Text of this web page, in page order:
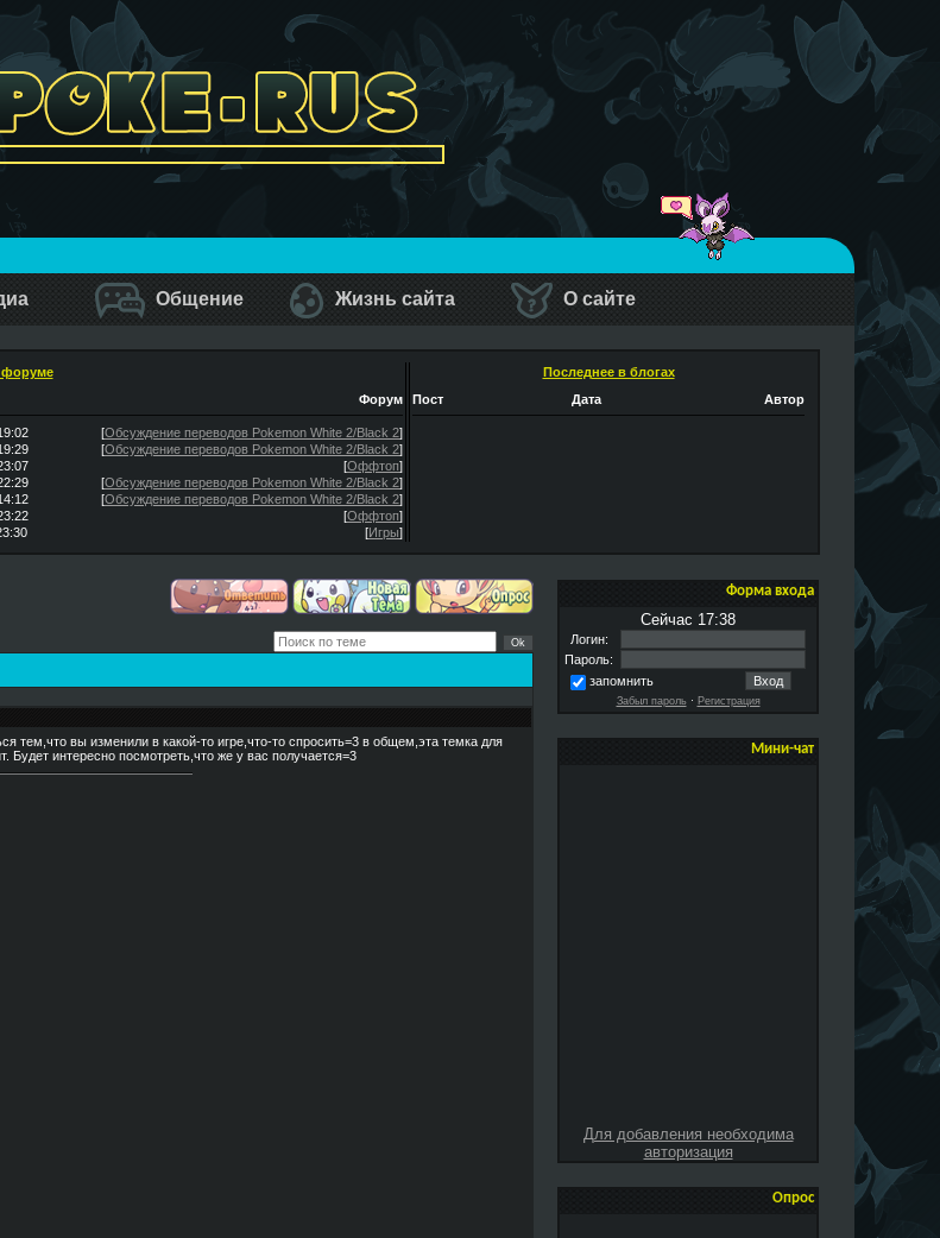
Общение Жизнь сайта О сайте
форуме
Форум
[Обсуждение переводов Pokemon White 2/Black 2]
[Обсуждение переводов Pokemon White 2/Black 2]
[Оффтоп]
[Обсуждение переводов Pokemon White 2/Black 2]
[Обсуждение переводов Pokemon White 2/Black 2]
[Оффтоп]
[Игры]
Последнее в блогах
Пост
Дата Автор
Форма входа
Сейчас 17:38
Логин:
Пароль:
запомнить
Забыл пароль· Регистрация
Мини-чат
Для добавления необходима
авторизация
Опрос
тем,что вы изменили в какой-то игре,что-то спросить=3 в общем,эта темка для
Будет интересно посмотреть,что же у вас получается=3